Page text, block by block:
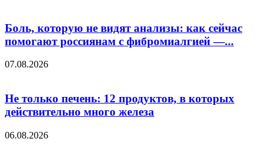
Боль, которую не видят анализы: как сейчас
помогают россиянам с фибромиалгией —...
07.08.2026
Не только печень: 12 продуктов, в которых
действительно много железа
06.08.2026